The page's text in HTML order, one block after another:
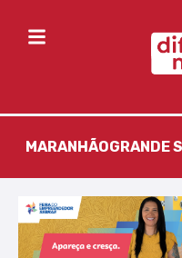
MARANHÃOGRANDE